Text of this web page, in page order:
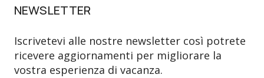
NEWSLETTER
Iscrivetevi alle nostre newsletter così potrete
ricevere aggiornamenti per migliorare la
vostra esperienza di vacanza.